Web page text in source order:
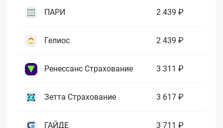
ПАРИ 2 439 ₽
Гелиос 2 439 ₽
Ренессанс Страхование 3 311 ₽
Зетта Страхование 3 617 ₽
ГАЙДЕ 3 711 ₽